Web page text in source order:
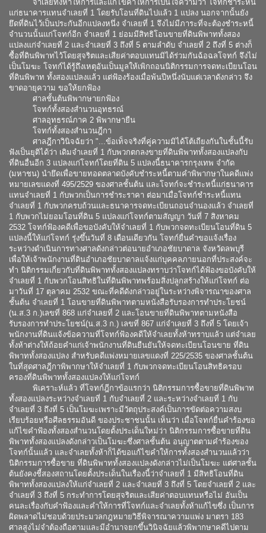
จำเลยทั้งห้าให้การและแก้ไขคำให้การเป็นใจความว่า โจทก์ชำระหนี้
แก่ธนาคารแทนจำเลยที่ 1 โดยรับโอนที่ดินไปแล้ว 1 แปลง นอกจากนั้นยัง
ยึดที่ดินไว้เป็นประกันอีกแปลงหนึ่ง จำเลยที่ 1 จึงไม่มีภาระที่จะต้องชำระหนี้
จำนวนนั้นแก่โจทก์อีก จำเลยที่ 1 ย่อมมีสิทธิโอนขายที่ดินพิพาททั้งสอง
แปลงแก่จำเลยที่ 2 และจำเลยที่ 3 ถึงที่ 5 ตามลำดับ จำเลยที่ 2 ถึงที่ 5 ต่างก็
ซื้อที่ดินพิพาทไว้โดยสุจริตและเสียค่าตอบแทนมิได้ร่วมกันฉ้อฉลโจทก์ จึงไม่
เป็นโมฆะ โจทก์ได้รู้ถึงเหตุอันเป็นมูลให้เพิกถอนนิติกรรมการจดทะเบียนโอน
ที่ดินพิพาท ทั้งสองแปลงแล้ว แต่ฟ้องร้องเมื่อพ้นปีหนึ่งนับแต่เวลาดังกล่าว จึง
ขาดอายุความ ขอให้ยกฟ้อง
ศาลชั้นต้นพิพากษายกฟ้อง
โจทก์ทั้งสองสำนวนอุทธรณ์
ศาลอุทธรณ์ภาค 2 พิพากษายืน
โจทก์ทั้งสองสำนวนฎีกา
ศาลฎีกาวินิจฉัยว่า "...ข้อเท็จจริงที่คู่ความมิได้โต้เถียงกันในชั้นนี้รับ
ฟังเป็นยุติได้ว่า เดิมจำเลยที่ 1 กับพวกตกลงขายที่ดินพิพาททั้งสองแปลงกับ
ที่ดินอื่นอีก 3 แปลงแก่โจทก์โดยที่ดิน 5 แปลงนี้ธนาคารกรุงเทพ จำกัด
(มหาชน) นำยึดเพื่อขายทอดตลาดบังคับชำระหนี้ตามคำพิพากษาในคดีแพ่ง
หมายเลขแดงที่ 495/2529 ของศาลชั้นต้น และโจทก์จะชำระหนี้แก่ธนาคาร
แทนจำเลยที่ 1 กับพวกเป็นการชำระราคา ต่อมาเมื่อโจทก์ชำระหนี้แทน
จำเลยที่ 1 กับพวกครบถ้วนและธนาคารจดทะเบียนถอนจำนองแล้ว จำเลยที่
1 กับพวกไม่ยอมโอนที่ดิน 5 แปลงแก่โจทก์ตามสัญญา วันที่ 7 สิงหาคม
2532 โจทก์ฟ้องคดีเพื่อขอบังคับให้จำเลยที่ 1 กับพวกจดทะเบียนโอนที่ดิน 5
แปลงนี้ให้แก่โจทก์ รุ่งขึ้นวันที่ 8 เดือนเดียวกัน โจทก์ยื่นคำขอแจ้งเรื่อง
ระหว่างดำเนินการทางศาลดังกล่าวต่อนายอำเภอชัยบาดาล จังหวัดลพบุรี
เพื่อให้เจ้าพนักงานที่ดินอำเภอชัยบาดาลแจ้งแก่บุคคลภายนอกที่ประสงค์จะ
ทำ นิติกรรมเกี่ยวกับที่ดินพิพาททั้งสองแปลงทราบว่าโจทก์ได้ฟ้องขอบังคับให้
จำเลยที่ 1 กับพวกโอนสิทธิในที่ดินพิพาทพร้อมสิ่งปลูกสร้างให้แก่โจทก์ ต่อ
มาวันที่ 17 ตุลาคม 2532 ขณะที่คดีดังกล่าวอยู่ในระหว่างพิจารณาของศาล
ชั้นต้น จำเลยที่ 1 โอนขายที่ดินพิพาทตามหนังสือรับรองการทำประโยชน์
(น.ส.3 ก.)เลขที่ 868 แก่จำเลยที่ 2 และโอนขายที่ดินพิพาทตามหนังสือ
รับรองการทำประโยชน์(น.ส.3 ก.) เลขที่ 867 แก่จำเลยที่ 3 ถึงที่ 5 โดยเจ้า
พนักงานที่ดินแจ้งข้อความที่โจทก์ฟ้องคดีให้จำเลยทั้งห้าทราบแล้ว แต่จำเลย
ทั้งห้าต่างให้ถ้อยคำแก่เจ้าพนักงานที่ดินยืนยันให้จดทะเบียนโอนขาย ที่ดิน
พิพาททั้งสองแปลง สำหรับคดีแพ่งหมายเลขแดงที่ 225/2535 ของศาลชั้นต้น
ในที่สุดศาลฎีกาพิพากษาให้จำเลยที่ 1 กับพวกจดทะเบียนโอนสิทธิครอบ
ครองที่ดินพิพาททั้งสองแปลงให้แก่โจทก์
พิเคราะห์แล้ว ที่โจทก์ฎีกาข้อแรกว่า นิติกรรมการซื้อขายที่ดินพิพาท
ทั้งสองแปลงระหว่างจำเลยที่ 1 กับจำเลยที่ 2 และระหว่างจำเลยที่ 1 กับ
จำเลยที่ 3 ถึงที่ 5 เป็นโมฆะเพราะมีวัตถุประสงค์เป็นการขัดต่อความสงบ
เรียบร้อยหรือศีลธรรมอันดี ของประชาชนนั้น เห็นว่า เมื่อโจทก์ยื่นคำร้องขอ
แก้ไขคำฟ้องทั้งสองสำนวนโดยตั้งประเด็นใหม่ว่า นิติกรรมการซื้อขายที่ดิน
พิพาททั้งสองแปลงดังกล่าวเป็นโมฆะซึ่งศาลชั้นต้น อนุญาตตามคำร้องของ
โจทก์นั้นแล้ว และจำเลยทั้งห้าก็ได้ขอแก้ไขคำให้การทั้งสองสำนวนแล้วว่า
นิติกรรมการซื้อขาย ที่ดินพิพาททั้งสองแปลงดังกล่าวไม่เป็นโมฆะ แต่ศาลชั้น
ต้นยังคงชี้สองสถานโดยตั้งประเด็นในเรื่องนี้ว่าจำเลยที่ 1 มีสิทธิโอนที่ดิน
พิพาททั้งสองแปลงให้แก่จำเลยที่ 2 และจำเลยที่ 3 ถึงที่ 5 โดยจำเลยที่ 2 และ
จำเลยที่ 3 ถึงที่ 5 กระทำการโดยสุจริตและเสียค่าตอบแทนหรือไม่ อันเป็น
คนละเรื่องกับคำฟ้องและคำให้การที่โจทก์และจำเลยทั้งห้าแก้ไขซึ่ง เป็นการ
ผิดพลาดไม่ชอบด้วยประมวลกฎหมายวิธีพิจารณาความแพ่ง มาตรา 183
ศาลสูงไม่จำต้องถือตามและมีอำนาจยกขึ้นวินิจฉัยแล้วพิพากษาคดีไปตาม